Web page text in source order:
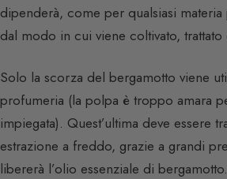
dipenderà, come per qualsiasi materia
dal modo in cui viene coltivato, trattato
Solo la scorza del bergamotto viene
profumeria (la polpa è troppo amara
impiegata). Quest’ultima deve essere
estrazione a freddo, grazie a grandi
libererà l’olio essenziale di bergamotto.